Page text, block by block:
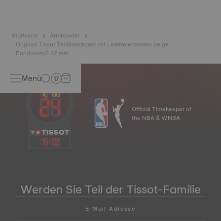
Startseite
Armbänder
Original Tissot Textilarmband mit Lederelementen beige
Bandanstoß 22 mm
Menü
15:02
Official Timekeeper of
the NBA & WNBA
Werden Sie Teil der Tissot-Familie
E-Mail-Adresse